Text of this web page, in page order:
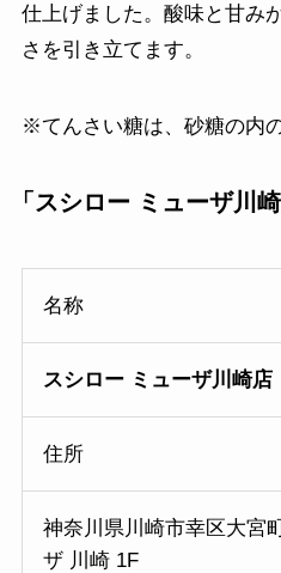
仕上げました。酸味と甘み
さを引き立てます。
※てんさい糖は、砂糖の内
「 スシロー ミューザ川
名称
スシロー ミューザ川崎店
住所
神奈川県川崎市幸区大宮
ザ 川崎 1F